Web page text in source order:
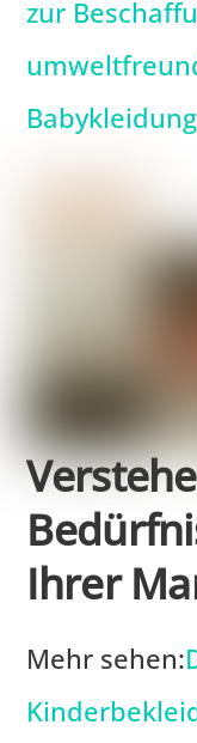
zur
Babykleidung
Ihrer
Mehr sehen: